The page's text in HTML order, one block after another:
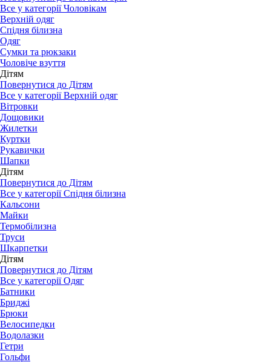
Все у категорії Чоловікам
Верхній одяг
Спідня білизна
Одяг
Сумки та рюкзаки
Чоловіче взуття
Дітям
Повернутися до Дітям
Все у категорії Верхній одяг
Вітровки
Дощовики
Жилетки
Куртки
Рукавички
Шапки
Дітям
Повернутися до Дітям
Все у категорії Спідня білизна
Кальсони
Майки
Термобілизна
Труси
Шкарпетки
Дітям
Повернутися до Дітям
Все у категорії Одяг
Батники
Бриджі
Брюки
Велосипедки
Водолазки
Гетри
Гольфи